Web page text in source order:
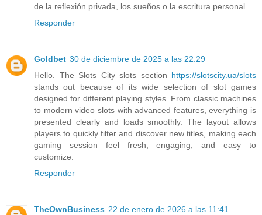
de la reflexión privada, los sueños o la escritura personal.
Responder
Goldbet 30 de diciembre de 2025 a las 22:29
Hello. The Slots City slots section https://slotscity.ua/slots
stands out because of its wide selection of slot games
designed for different playing styles. From classic machines
to modern video slots with advanced features, everything is
presented clearly and loads smoothly. The layout allows
players to quickly filter and discover new titles, making each
gaming session feel fresh, engaging, and easy to
customize.
Responder
TheOwnBusiness 22 de enero de 2026 a las 11:41